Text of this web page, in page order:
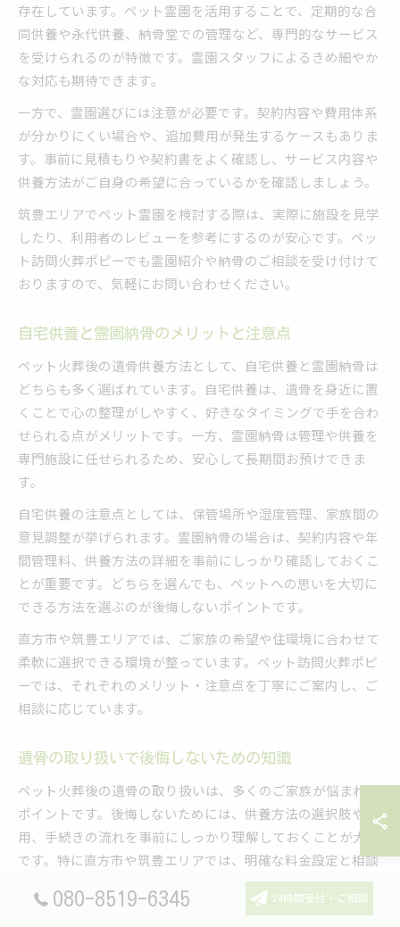
存在しています。ペット霊園を活用することで、定期的な合
同供養や永代供養、納骨堂での管理など、専門的なサービス
を受けられるのが特徴です。霊園スタッフによるきめ細やか
な対応も期待できます。
一方で、霊園選びには注意が必要です。契約内容や費用体系
が分かりにくい場合や、追加費用が発生するケースもありま
す。事前に見積もりや契約書をよく確認し、サービス内容や
供養方法がご自身の希望に合っているかを確認しましょう。
筑豊エリアでペット霊園を検討する際は、実際に施設を見学
したり、利用者のレビューを参考にするのが安心です。ペッ
ト訪問火葬ポピーでも霊園紹介や納骨のご相談を受け付けて
おりますので、気軽にお問い合わせください。
自宅供養と霊園納骨のメリットと注意点
ペット火葬後の遺骨供養方法として、自宅供養と霊園納骨は
どちらも多く選ばれています。自宅供養は、遺骨を身近に置
くことで心の整理がしやすく、好きなタイミングで手を合わ
せられる点がメリットです。一方、霊園納骨は管理や供養を
専門施設に任せられるため、安心して長期間お預けできま
す。
自宅供養の注意点としては、保管場所や湿度管理、家族間の
意見調整が挙げられます。霊園納骨の場合は、契約内容や年
間管理料、供養方法の詳細を事前にしっかり確認しておくこ
とが重要です。どちらを選んでも、ペットへの思いを大切に
できる方法を選ぶのが後悔しないポイントです。
直方市や筑豊エリアでは、ご家族の希望や住環境に合わせて
柔軟に選択できる環境が整っています。ペット訪問火葬ポピ
ーでは、それぞれのメリット・注意点を丁寧にご案内し、ご
相談に応じています。
遺骨の取り扱いで後悔しないための知識
ペット火葬後の遺骨の取り扱いは、多くのご家族が悩まれる
ポイントです。後悔しないためには、供養方法の選択肢や費
用、手続きの流れを事前にしっかり理解しておくことが大切
です。特に直方市や筑豊エリアでは、明確な料金設定と相談
しやすい業者選びが安心につながります。
遺骨を自宅で保管する場合は、湿気や直射日光を避けられる
080-8519-6345 24時間受付・ご相談